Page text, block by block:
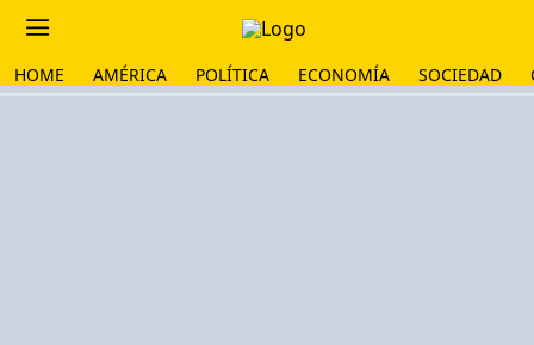
HOME AMÉRICA POLÍTICA ECONOMÍA SOCIEDAD